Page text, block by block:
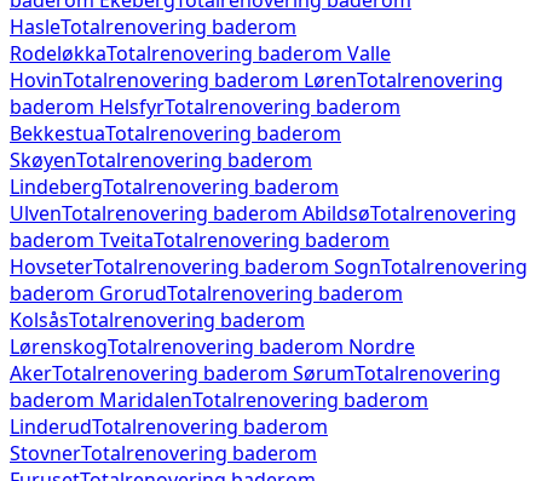
HasleTotalrenovering baderom
RodeløkkaTotalrenovering baderom Valle
HovinTotalrenovering baderom LørenTotalrenovering
baderom HelsfyrTotalrenovering baderom
BekkestuaTotalrenovering baderom
SkøyenTotalrenovering baderom
LindebergTotalrenovering baderom
UlvenTotalrenovering baderom AbildsøTotalrenovering
baderom TveitaTotalrenovering baderom
HovseterTotalrenovering baderom SognTotalrenovering
baderom GrorudTotalrenovering baderom
KolsåsTotalrenovering baderom
LørenskogTotalrenovering baderom Nordre
AkerTotalrenovering baderom SørumTotalrenovering
baderom MaridalenTotalrenovering baderom
LinderudTotalrenovering baderom
StovnerTotalrenovering baderom